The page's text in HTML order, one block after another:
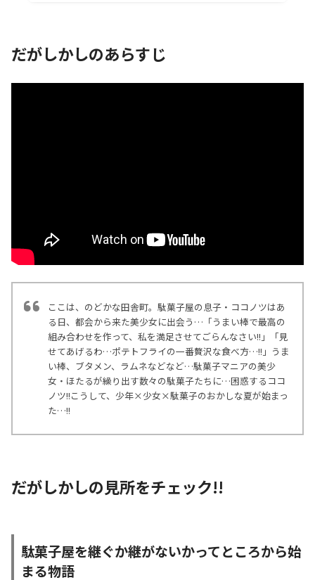
だがしかしのあらすじ
ここは、のどかな田舎町。駄菓子屋の息子・ココノツはあ
る日、都会から来た美少女に出会う…「うまい棒で最高の
組み合わせを作って、私を満足させてごらんなさい!!」「見
せてあげるわ…ポテトフライの一番贅沢な食べ方…!!」うま
い棒、ブタメン、ラムネなどなど…駄菓子マニアの美少
女・ほたるが繰り出す数々の駄菓子たちに…困惑するココ
ノツ!!こうして、少年×少女×駄菓子のおかしな夏が始まっ
た…!!
だがしかしの見所をチェック!!
駄菓子屋を継ぐか継がないかってところから始
まる物語